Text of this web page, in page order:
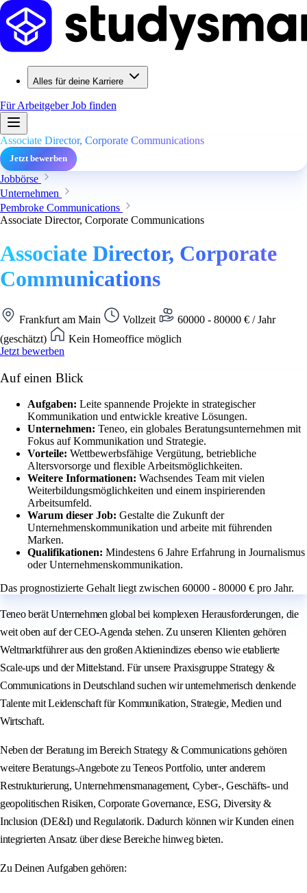
Alles für deine Karriere
Für ArbeitgeberJob finden
Associate Director, Corporate Communications
Jetzt bewerben
Jobbörse
Unternehmen
Pembroke Communications
Associate Director, Corporate Communications
Associate Director, Corporate
Communications
Frankfurt am Main Vollzeit
60000 - 80000 € / Jahr
(geschätzt)
Kein Homeoffice möglich
Jetzt bewerben
Auf einen Blick
Aufgaben: Leite spannende Projekte in strategischer
Kommunikation und entwickle kreative Lösungen.
Unternehmen: Teneo, ein globales Beratungsunternehmen mit
Fokus auf Kommunikation und Strategie.
Vorteile: Wettbewerbsfähige Vergütung, betriebliche
Altersvorsorge und flexible Arbeitsmöglichkeiten.
Weitere Informationen: Wachsendes Team mit vielen
Weiterbildungsmöglichkeiten und einem inspirierenden
Arbeitsumfeld.
Warum dieser Job: Gestalte die Zukunft der
Unternehmenskommunikation und arbeite mit führenden
Marken.
Qualifikationen: Mindestens 6 Jahre Erfahrung in Journalismus
oder Unternehmenskommunikation.
Das prognostizierte Gehalt liegt zwischen 60000 - 80000 € pro Jahr.
Teneo berät Unternehmen global bei komplexen Herausforderungen, die
weit oben auf der CEO-Agenda stehen. Zu unseren Klienten gehören
Weltmarktführer aus den großen Aktienindizes ebenso wie etablierte
Scale-ups und der Mittelstand. Für unsere Praxisgruppe Strategy &
Communications in Deutschland suchen wir unternehmerisch denkende
Talente mit Leidenschaft für Kommunikation, Strategie, Medien und
Wirtschaft.
Neben der Beratung im Bereich Strategy & Communications gehören
weitere Beratungs-Angebote zu Teneos Portfolio, unter anderem
Restrukturierung, Unternehmensmanagement, Cyber-, Geschäfts- und
geopolitischen Risiken, Corporate Governance, ESG, Diversity &
Inclusion (DE&I) und Regulatorik. Dadurch können wir Kunden einen
integrierten Ansatz über diese Bereiche hinweg bieten.
Zu Deinen Aufgaben gehören: